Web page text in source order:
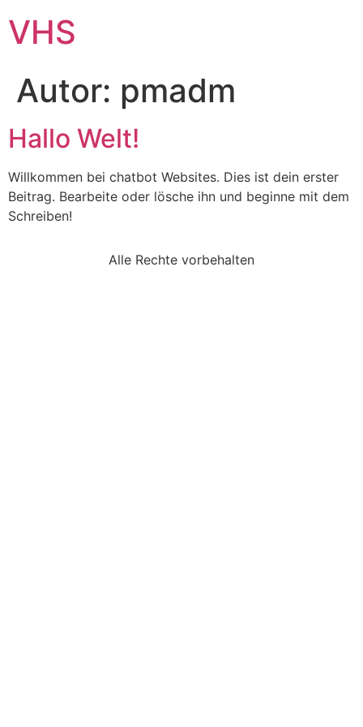
VHS
Autor: pmadm
Hallo Welt!
Willkommen bei chatbot Websites. Dies ist dein erster
Beitrag. Bearbeite oder lösche ihn und beginne mit dem
Schreiben!
Alle Rechte vorbehalten